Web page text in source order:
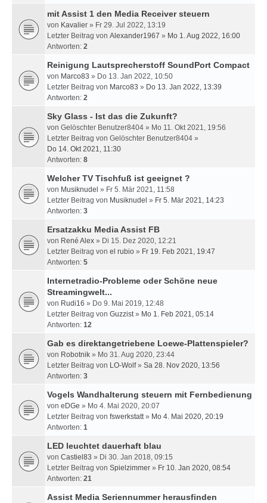
mit Assist 1 den Media Receiver steuern
von Kavalier » Fr 29. Jul 2022, 13:19
Letzter Beitrag von Alexander1967 » Mo 1. Aug 2022, 16:00
Antworten: 2
Reinigung Lautsprecherstoff SoundPort Compact
von Marco83 » Do 13. Jan 2022, 10:50
Letzter Beitrag von Marco83 » Do 13. Jan 2022, 13:39
Antworten: 2
Sky Glass - Ist das die Zukunft?
von Gelöschter Benutzer8404 » Mo 11. Okt 2021, 19:56
Letzter Beitrag von Gelöschter Benutzer8404 »
Do 14. Okt 2021, 11:30
Antworten: 8
Welcher TV Tischfuß ist geeignet ?
von Musiknudel » Fr 5. Mär 2021, 11:58
Letzter Beitrag von Musiknudel » Fr 5. Mär 2021, 14:23
Antworten: 3
Ersatzakku Media Assist FB
von René Alex » Di 15. Dez 2020, 12:21
Letzter Beitrag von el rubio » Fr 19. Feb 2021, 19:47
Antworten: 5
Internetradio-Probleme oder Schöne neue
Streamingwelt...
von Rudi16 » Do 9. Mai 2019, 12:48
Letzter Beitrag von Guzzist» Mo 1. Feb 2021, 05:14
Antworten: 12
Gab es direktangetriebene Loewe-Plattenspieler?
von Robotnik » Mo 31. Aug 2020, 23:44
Letzter Beitrag von LO-Wolf» Sa 28. Nov 2020, 13:56
Antworten: 3
Vogels Wandhalterung steuern mit Fernbedienung
von eDGe » Mo 4. Mai 2020, 20:07
Letzter Beitrag von fswerkstatt» Mo 4. Mai 2020, 20:19
Antworten: 1
LED leuchtet dauerhaft blau
von Castiel83 » Di 30. Jan 2018, 09:15
Letzter Beitrag von Spielzimmer » Fr 10. Jan 2020, 08:54
Antworten: 21
Assist Media Seriennummer herausfinden